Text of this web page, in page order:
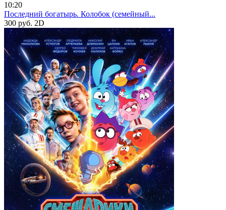
10:20
Последний богатырь. Колобок (семейный...
300 руб. 2D